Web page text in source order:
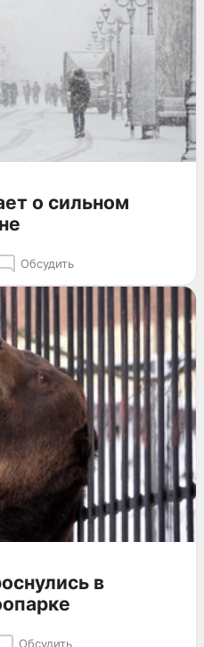
о сильном
Обсудить
в
Обсудить